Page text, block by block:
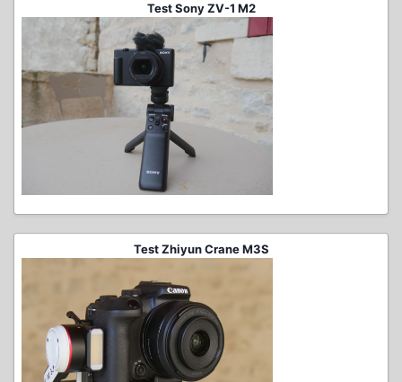
Test Sony ZV-1 M2
Test Zhiyun Crane M3S